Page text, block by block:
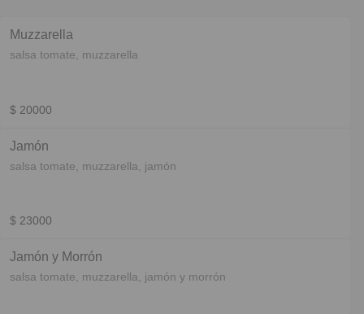
Muzzarella
salsa tomate, muzzarella
$ 20000
Jamón
salsa tomate, muzzarella, jamón
$ 23000
Jamón y Morrón
salsa tomate, muzzarella, jamón y morrón